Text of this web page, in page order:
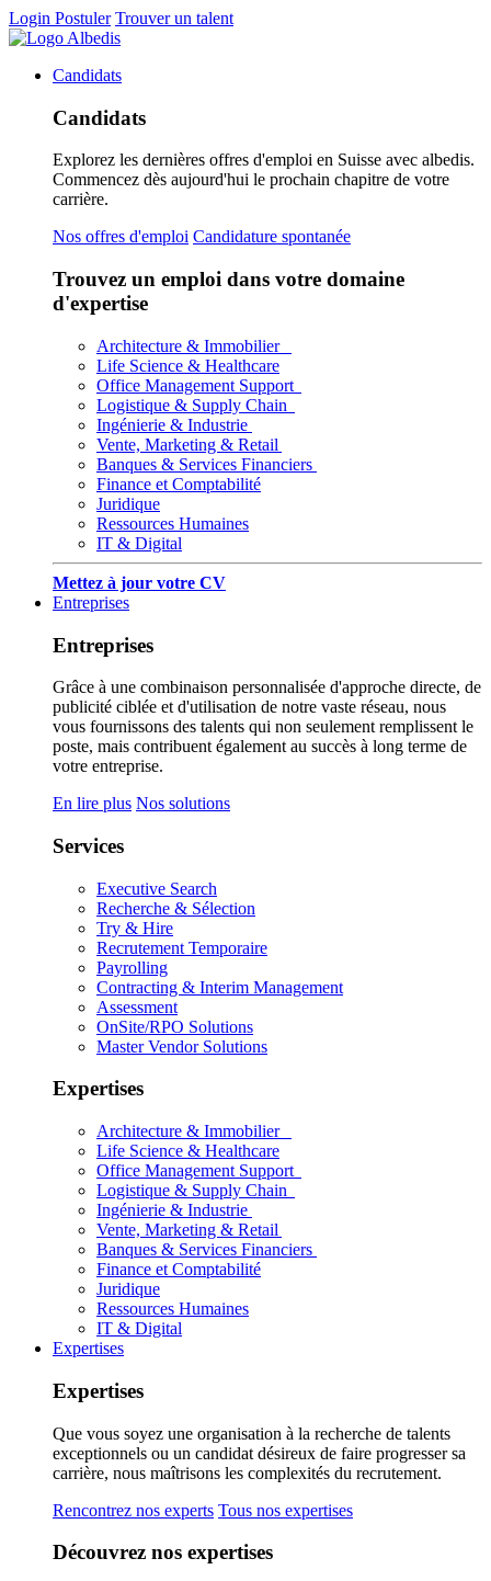
Login Postuler Trouver un talent
Candidats
Candidats
Explorez les dernières offres d'emploi en Suisse avec albedis.
Commencez dès aujourd'hui le prochain chapitre de votre
carrière.
Nos offres d'emploi Candidature spontanée
Trouvez un emploi dans votre domaine
d'expertise
Architecture & Immobilier
Life Science & Healthcare
Office Management Support
Logistique & Supply Chain
Ingénierie & Industrie
Vente, Marketing & Retail
Banques & Services Financiers
Finance et Comptabilité
Juridique
Ressources Humaines
IT & Digital
Mettez à jour votre CV
Entreprises
Entreprises
Grâce à une combinaison personnalisée d'approche directe, de
publicité ciblée et d'utilisation de notre vaste réseau, nous
vous fournissons des talents qui non seulement remplissent le
poste, mais contribuent également au succès à long terme de
votre entreprise.
En lire plus Nos solutions
Services
Executive Search
Recherche & Sélection
Try & Hire
Recrutement Temporaire
Payrolling
Contracting & Interim Management
Assessment
OnSite/RPO Solutions
Master Vendor Solutions
Expertises
Architecture & Immobilier
Life Science & Healthcare
Office Management Support
Logistique & Supply Chain
Ingénierie & Industrie
Vente, Marketing & Retail
Banques & Services Financiers
Finance et Comptabilité
Juridique
Ressources Humaines
IT & Digital
Expertises
Expertises
Que vous soyez une organisation à la recherche de talents
exceptionnels ou un candidat désireux de faire progresser sa
carrière, nous maîtrisons les complexités du recrutement.
Rencontrez nos experts Tous nos expertises
Découvrez nos expertises